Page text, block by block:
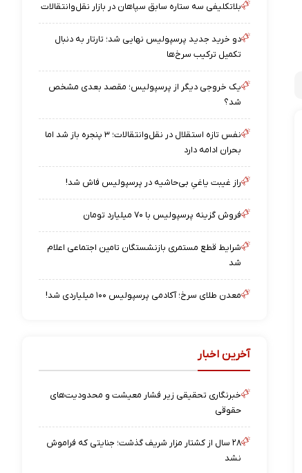
بلاتکلیفی سه ستاره سابق سپاهان در بازار نقل‌وانتقالات
دو خرید جدید پرسپولیس نهایی شد؛ تارتار به دنبال
تکمیل ترکیب سرخ‌ها
یک خروجی دیگر از پرسپولیس؛ مقصد بعدی مشخص
شد؟
نفس تازه استقلال در نقل‌وانتقالات؛ ۳ پنجره باز شد اما
بحران ادامه دارد
راز غیبت یاغیِ بی‌حاشیه در پرسپولیس فاش شد!
فروش گزینه پرسپولیس با ۷۰ میلیارد تومان
شرایط قطع مستمری بازنشستگان تامین اجتماعی اعلام
شد
معدن طلای سرخ؛ آکادمی پرسپولیس ۱۰۰ میلیاردی شد!
آخرین اخبار
خبرنگاری تحقیقی زیر فشار معیشت و محدودیت‌های
حقوقی
۲۸ سال از کشتار مزار شریف گذشت؛ جنایتی که فراموش
نشد